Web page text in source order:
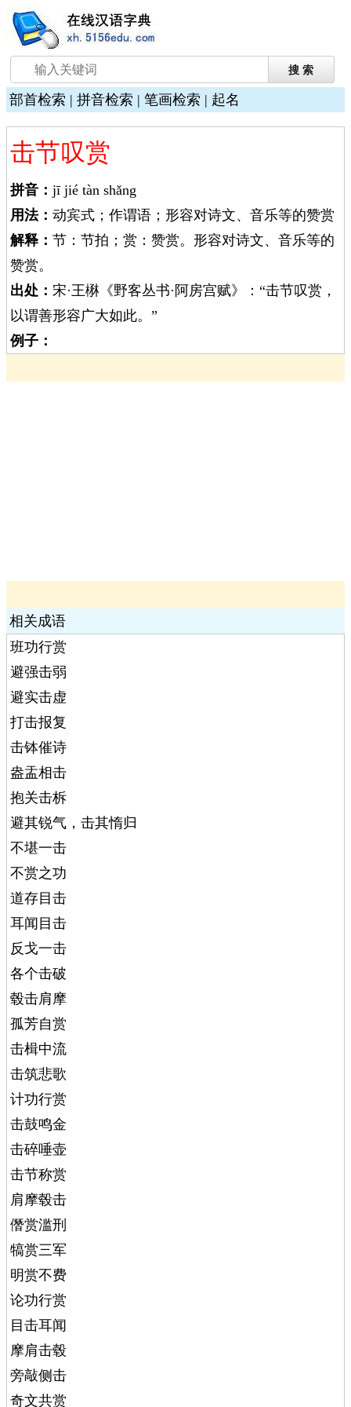
部首检索 | 拼音检索 | 笔画检索 | 起名
击节叹赏
拼音： jī jié tàn shǎng
用法： 动宾式；作谓语；形容对诗文、音乐等的赞赏
解释： 节：节拍；赏：赞赏。形容对诗文、音乐等的
赞赏。
出处： 宋·王楙《野客丛书·阿房宫赋》：“击节叹赏，
以谓善形容广大如此。”
例子：
相关成语
班功行赏
避强击弱
避实击虚
打击报复
击钵催诗
盎盂相击
抱关击柝
避其锐气，击其惰归
不堪一击
不赏之功
道存目击
耳闻目击
反戈一击
各个击破
毂击肩摩
孤芳自赏
击楫中流
击筑悲歌
计功行赏
击鼓鸣金
击碎唾壶
击节称赏
肩摩毂击
僭赏滥刑
犒赏三军
明赏不费
论功行赏
目击耳闻
摩肩击毂
旁敲侧击
奇文共赏